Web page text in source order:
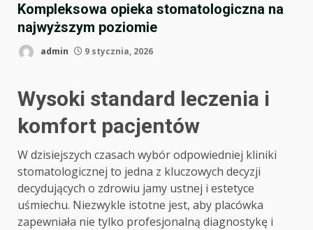
Kompleksowa opieka stomatologiczna na
najwyższym poziomie
admin 9 stycznia, 2026
Wysoki standard leczenia i
komfort pacjentów
W dzisiejszych czasach wybór odpowiedniej kliniki
stomatologicznej to jedna z kluczowych decyzji
decydujących o zdrowiu jamy ustnej i estetyce
uśmiechu. Niezwykle istotne jest, aby placówka
zapewniała nie tylko profesjonalną diagnostykę i